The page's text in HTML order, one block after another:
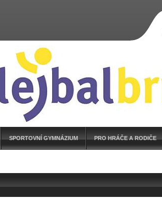
SPORTOVNÍ GYMNÁZIUM PRO HRÁČE A RODIČE